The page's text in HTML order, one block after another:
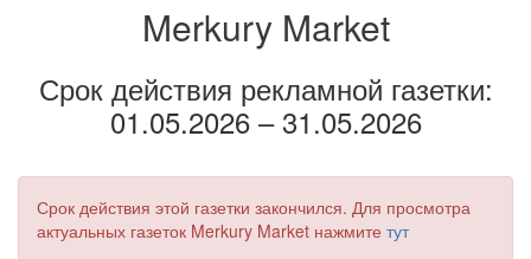
Merkury Market
Срок действия рекламной газетки:
01.05.2026 – 31.05.2026
Срок действия этой газетки закончился. Для просмотра
актуальных газеток Merkury Market нажмите тут